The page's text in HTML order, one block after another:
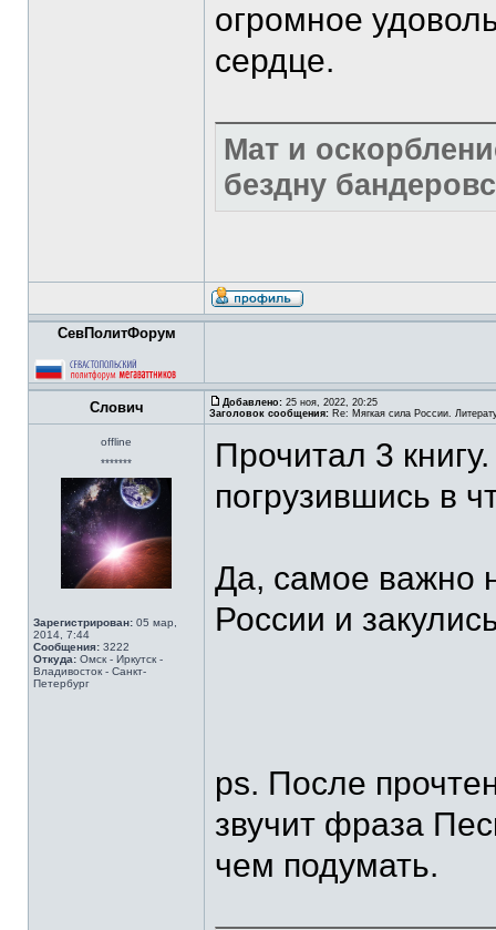
огромное
сердце.
Мат и
бездну
СевПолитФорум
Слович Добавлено: 25 ноя, 2022, 20:25
Заголовок сообщения: Re: Мягкая сила России.
offline
*******
Зарегистрирован: 05 мар,
2014, 7:44
Сообщения: 3222
Откуда: Омск - Иркутск -
Владивосток - Санкт-
Петербург
Прочитал 3
погрузившись в
Да, самое важно
России и
ps. После
звучит фраза
чем подумать.